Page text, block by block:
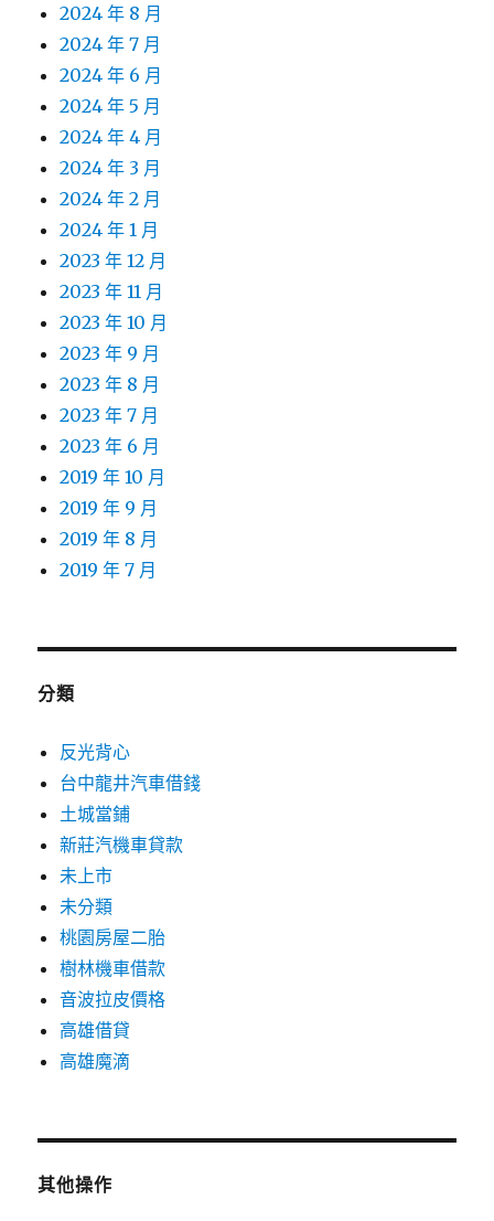
2024 年 8 月
2024 年 7 月
2024 年 6 月
2024 年 5 月
2024 年 4 月
2024 年 3 月
2024 年 2 月
2024 年 1 月
2023 年 12 月
2023 年 11 月
2023 年 10 月
2023 年 9 月
2023 年 8 月
2023 年 7 月
2023 年 6 月
2019 年 10 月
2019 年 9 月
2019 年 8 月
2019 年 7 月
分類
反光背心
台中龍井汽車借錢
土城當鋪
新莊汽機車貸款
未上市
未分類
桃園房屋二胎
樹林機車借款
音波拉皮價格
高雄借貸
高雄魔滴
其他操作